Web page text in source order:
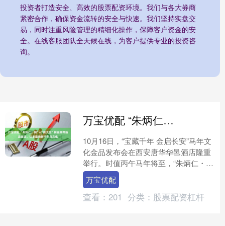
投资者打造安全、高效的股票配资环境。我们与各大券商
紧密合作，确保资金流转的安全与快速。我们坚持实盘交
易，同时注重风险管理的精细化操作，保障客户资金的安
全。在线客服团队全天候在线，为客户提供专业的投资咨
询。
万宝优配 “朱炳仁・铜”×“周大生”铜金跨界新品首发，以非遗焕新千年马文化
10月16日，“宝藏千年 金启长安”马年文
化金品发布会在西安唐华华邑酒店隆重
举行。时值丙午马年将至，“朱炳仁・
铜”与周大生强强联手，共同推出铜金跨
界的马年新品《....
万宝优配
查看： 201 分类： 股票配资杠杆